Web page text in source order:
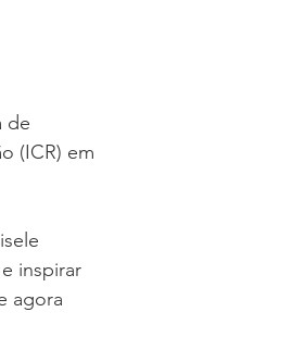
de
(ICR) em
inspirar
agora